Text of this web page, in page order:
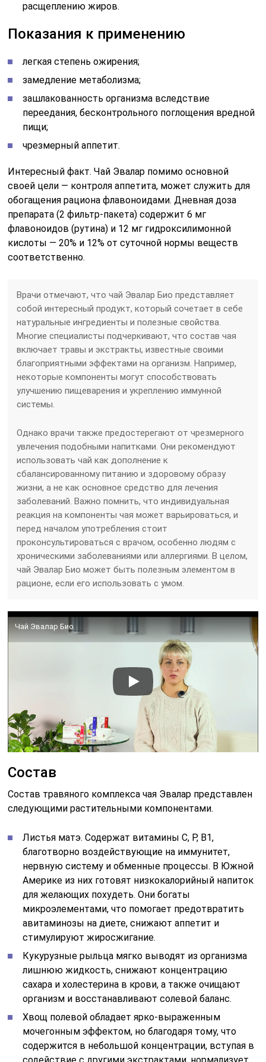
расщеплению жиров.
Показания к применению
легкая степень ожирения;
замедление метаболизма;
зашлакованность организма вследствие
переедания, бесконтрольного поглощения вредной
пищи;
чрезмерный аппетит.
Интересный факт. Чай Эвалар помимо основной
своей цели — контроля аппетита, может служить для
обогащения рациона флавоноидами. Дневная доза
препарата (2 фильтр-пакета) содержит 6 мг
флавоноидов (рутина) и 12 мг гидроксилимонной
кислоты — 20% и 12% от суточной нормы веществ
соответственно.
Врачи отмечают, что чай Эвалар Био представляет
собой интересный продукт, который сочетает в себе
натуральные ингредиенты и полезные свойства.
Многие специалисты подчеркивают, что состав чая
включает травы и экстракты, известные своими
благоприятными эффектами на организм. Например,
некоторые компоненты могут способствовать
улучшению пищеварения и укреплению иммунной
системы.
Однако врачи также предостерегают от чрезмерного
увлечения подобными напитками. Они рекомендуют
использовать чай как дополнение к
сбалансированному питанию и здоровому образу
жизни, а не как основное средство для лечения
заболеваний. Важно помнить, что индивидуальная
реакция на компоненты чая может варьироваться, и
перед началом употребления стоит
проконсультироваться с врачом, особенно людям с
хроническими заболеваниями или аллергиями. В целом,
чай Эвалар Био может быть полезным элементом в
рационе, если его использовать с умом.
Чай Эвалар Био
Состав
Состав травяного комплекса чая Эвалар представлен
следующими растительными компонентами.
Листья матэ. Содержат витамины С, P, B1,
благотворно воздействующие на иммунитет,
нервную систему и обменные процессы. В Южной
Америке из них готовят низкокалорийный напиток
для желающих похудеть. Они богаты
микроэлементами, что помогает предотвратить
авитаминозы на диете, снижают аппетит и
стимулируют жиросжигание.
Кукурузные рыльца мягко выводят из организма
лишнюю жидкость, снижают концентрацию
сахара и холестерина в крови, а также очищают
организм и восстанавливают солевой баланс.
Хвощ полевой обладает ярко-выраженным
мочегонным эффектом, но благодаря тому, что
содержится в небольшой концентрации, вступая в